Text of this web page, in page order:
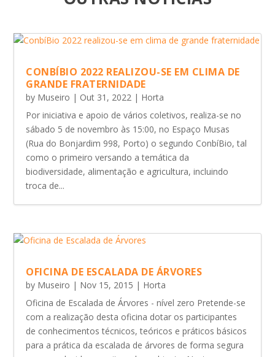
CONBÍBIO 2022 REALIZOU-SE EM CLIMA DE
GRANDE FRATERNIDADE
by Museiro | Out 31, 2022 | Horta
Por iniciativa e apoio de vários coletivos, realiza-se no
sábado 5 de novembro às 15:00, no Espaço Musas
(Rua do Bonjardim 998, Porto) o segundo ConbíBio, tal
como o primeiro versando a temática da
biodiversidade, alimentação e agricultura, incluindo
troca de...
OFICINA DE ESCALADA DE ÁRVORES
by Museiro | Nov 15, 2015 | Horta
Oficina de Escalada de Árvores - nível zero Pretende-se
com a realização desta oficina dotar os participantes
de conhecimentos técnicos, teóricos e práticos básicos
para a prática da escalada de árvores de forma segura